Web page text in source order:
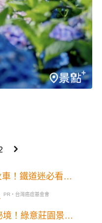
！鐵道迷必看
PR・台灣癌症基金會
！綠意莊園景觀